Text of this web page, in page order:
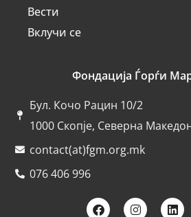
Вести
Вклучи се
Фондација Ѓорѓи
Бул. Кочо Рацин 10/2
1000 Скопје, Северна
contact(at)fgm.org.mk
076 406 996